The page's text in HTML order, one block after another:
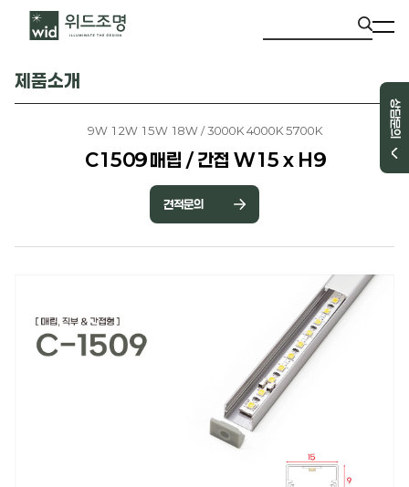
상담문의
제품소개
9W 12W 15W 18W / 3000K 4000K 5700K
C1509 매립 / 간접 W15 x H9
견적문의